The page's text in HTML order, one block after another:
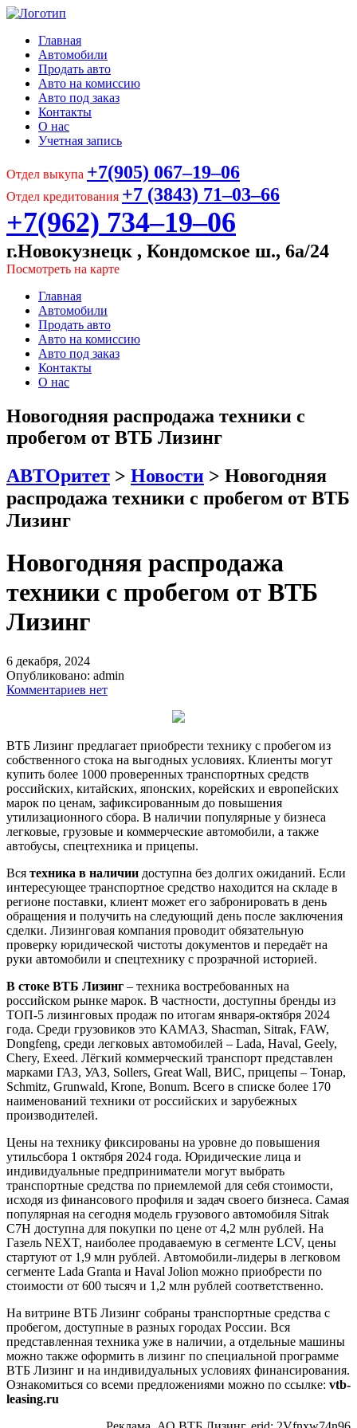
Главная
Автомобили
Продать авто
Авто на комиссию
Авто под заказ
Контакты
О нас
Учетная запись
Отдел выкупа +7(905) 067‒19‒06
Отдел кредитования +7 (3843) 71‒03‒66
+7(962) 734‒19‒06
г.Новокузнецк , Кондомское ш., 6а/24
Посмотреть на карте
Главная
Автомобили
Продать авто
Авто на комиссию
Авто под заказ
Контакты
О нас
Новогодняя распродажа техники с
пробегом от ВТБ Лизинг
АВТОритет > Новости > Новогодняя
распродажа техники с пробегом от ВТБ
Лизинг
Новогодняя распродажа
техники с пробегом от ВТБ
Лизинг
6 декабря, 2024
Опубликовано: admin
Комментариев нет
ВТБ Лизинг предлагает приобрести технику с пробегом из
собственного стока на выгодных условиях. Клиенты могут
купить более 1000 проверенных транспортных средств
российских, китайских, японских, корейских и европейских
марок по ценам, зафиксированным до повышения
утилизационного сбора. В наличии популярные у бизнеса
легковые, грузовые и коммерческие автомобили, а также
автобусы, спецтехника и прицепы.
Вся техника в наличии доступна без долгих ожиданий. Если
интересующее транспортное средство находится на складе в
регионе поставки, клиент может его забронировать в день
обращения и получить на следующий день после заключения
сделки. Лизинговая компания проводит обязательную
проверку юридической чистоты документов и передаёт на
руки автомобили и спецтехнику с прозрачной историей.
В стоке ВТБ Лизинг – техника востребованных на
российском рынке марок. В частности, доступны бренды из
ТОП-5 лизинговых продаж по итогам января-октября 2024
года. Среди грузовиков это КАМАЗ, Shacman, Sitrak, FAW,
Dongfeng, среди легковых автомобилей – Lada, Haval, Geely,
Chery, Exeed. Лёгкий коммерческий транспорт представлен
марками ГАЗ, УАЗ, Sollers, Great Wall, ВИС, прицепы – Тонар,
Schmitz, Grunwald, Krone, Bonum. Всего в списке более 170
наименований техники от российских и зарубежных
производителей.
Цены на технику фиксированы на уровне до повышения
утильсбора 1 октября 2024 года. Юридические лица и
индивидуальные предприниматели могут выбрать
транспортные средства по приемлемой для себя стоимости,
исходя из финансового профиля и задач своего бизнеса. Самая
популярная на сегодня модель грузового автомобиля Sitrak
C7H доступна для покупки по цене от 4,2 млн рублей. На
Газель NEXT, наиболее продаваемую в сегменте LCV, цены
стартуют от 1,9 млн рублей. Автомобили-лидеры в легковом
сегменте Lada Granta и Haval Jolion можно приобрести по
стоимости от 600 тысяч и 1,2 млн рублей соответственно.
На витрине ВТБ Лизинг собраны транспортные средства с
пробегом, доступные в разных городах России. Вся
представленная техника уже в наличии, а отдельные машины
можно также оформить в лизинг по специальной программе
ВТБ Лизинг и на индивидуальных условиях финансирования.
Ознакомиться со всеми предложениями можно по ссылке: vtb-
leasing.ru